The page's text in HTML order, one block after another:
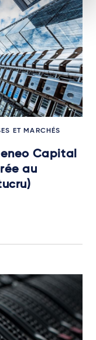
ET MARCHÉS
Capital
au